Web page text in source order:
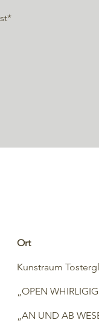
Ort
Kunstraum
„OPEN
„AN UND AB